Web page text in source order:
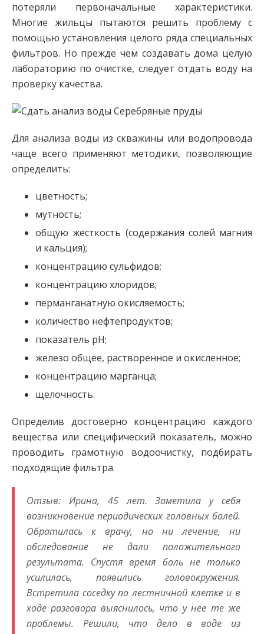
потеряли первоначальные характеристики.
Многие жильцы пытаются решить проблему с
помощью установления целого ряда специальных
фильтров. Но прежде чем создавать дома целую
лабораторию по очистке, следует отдать воду на
проверку качества.
Для анализа воды из скважины или водопровода
чаще всего применяют методики, позволяющие
определить:
цветность;
мутность;
общую жесткость (содержания солей магния
и кальция);
концентрацию сульфидов;
концентрацию хлоридов;
перманганатную окисляемость;
количество нефтепродуктов;
показатель рН;
железо общее, растворенное и окисленное;
концентрацию марганца;
щелочность.
Определив достоверно концентрацию каждого
вещества или специфический показатель, можно
проводить грамотную водоочистку, подбирать
подходящие фильтра.
Отзыв: Ирина, 45 лет. Заметила у себя
возникновение периодических головных болей.
Обратилась к врачу, но ни лечение, ни
обследование не дали положительного
результата. Спустя время боль не только
усилилась, появились головокружения.
Встретила соседку по лестничной клетке и в
ходе разговора выяснилось, что у нее те же
проблемы. Решили, что дело в воде из